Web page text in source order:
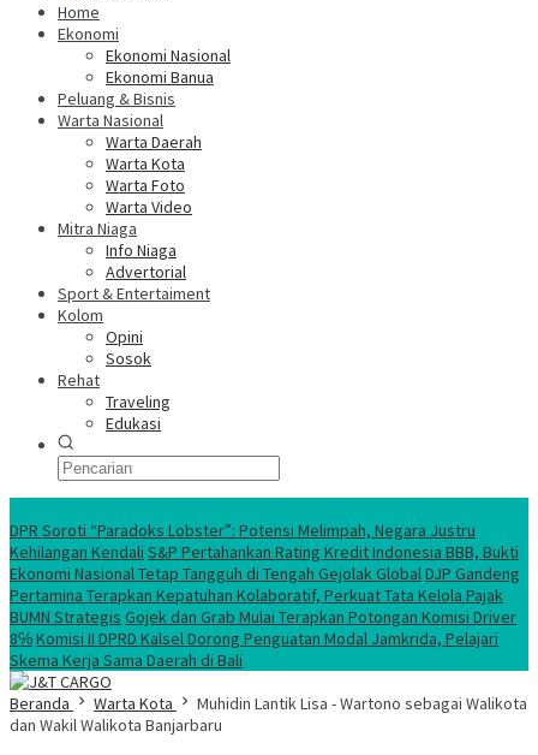
Home
Ekonomi
Ekonomi Nasional
Ekonomi Banua
Peluang & Bisnis
Warta Nasional
Warta Daerah
Warta Kota
Warta Foto
Warta Video
Mitra Niaga
Info Niaga
Advertorial
Sport & Entertaiment
Kolom
Opini
Sosok
Rehat
Traveling
Edukasi
DPR Soroti “Paradoks Lobster”: Potensi Melimpah, Negara Justru
Kehilangan Kendali S&P Pertahankan Rating Kredit Indonesia BBB, Bukti
Ekonomi Nasional Tetap Tangguh di Tengah Gejolak GlobalDJP Gandeng
Pertamina Terapkan Kepatuhan Kolaboratif, Perkuat Tata Kelola Pajak
BUMN Strategis Gojek dan Grab Mulai Terapkan Potongan Komisi Driver
8℅Komisi II DPRD Kalsel Dorong Penguatan Modal Jamkrida, Pelajari
Skema Kerja Sama Daerah di Bali
Beranda
Warta Kota
Muhidin Lantik Lisa - Wartono sebagai Walikota
dan Wakil Walikota Banjarbaru